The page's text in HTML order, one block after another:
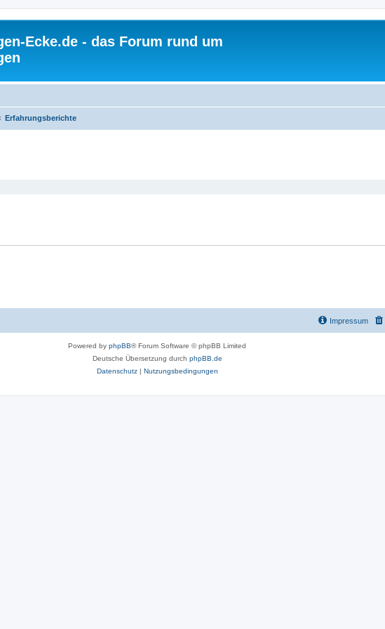
Ecke.de - das Forum rund um
Erfahrungsberichte
Impressum
Powered by phpBB® Forum Software © phpBB Limited
Deutsche Übersetzung durch phpBB.de
Datenschutz| Nutzungsbedingungen